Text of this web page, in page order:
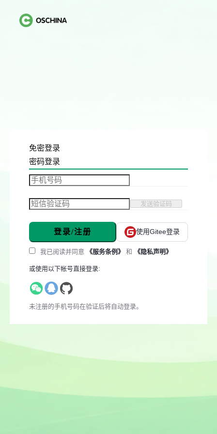
免密登录
密码登录
发送验证码
登录/注册 使用Gitee登录
我已阅读并同意 《服务条例》 和 《隐私声明》
或使用以下帐号直接登录:
未注册的手机号码在验证后将自动登录。